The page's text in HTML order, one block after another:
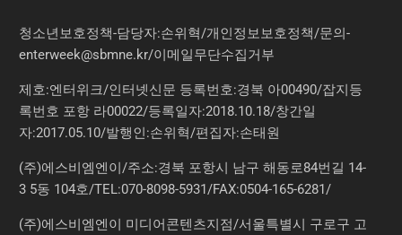
청소년보호정책-담당자:손위혁/개인정보보호정책/문의-
enterweek@sbmne.kr/이메일무단수집거부
제호:엔터위크/인터넷신문 등록번호:경북 아00490/잡지등
록번호 포항 라00022/등록일자:2018.10.18/창간일
자:2017.05.10/발행인:손위혁/편집자:손태원
(주)에스비엠엔이/주소:경북 포항시 남구 해동로84번길 14-
3 5동 104호/TEL:070-8098-5931/FAX:0504-165-6281/
(주)에스비엠엔이 미디어콘텐츠지점/서울특별시 구로구 고